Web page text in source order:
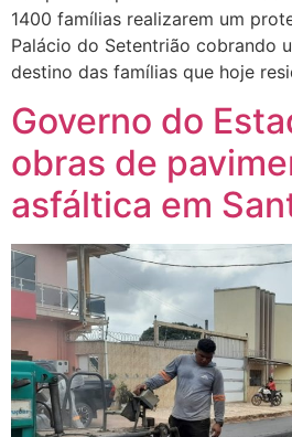
1400 famílias realizarem um
Palácio do Setentrião cobrando
destino das famílias que hoje
Governo do
obras de
asfáltica em